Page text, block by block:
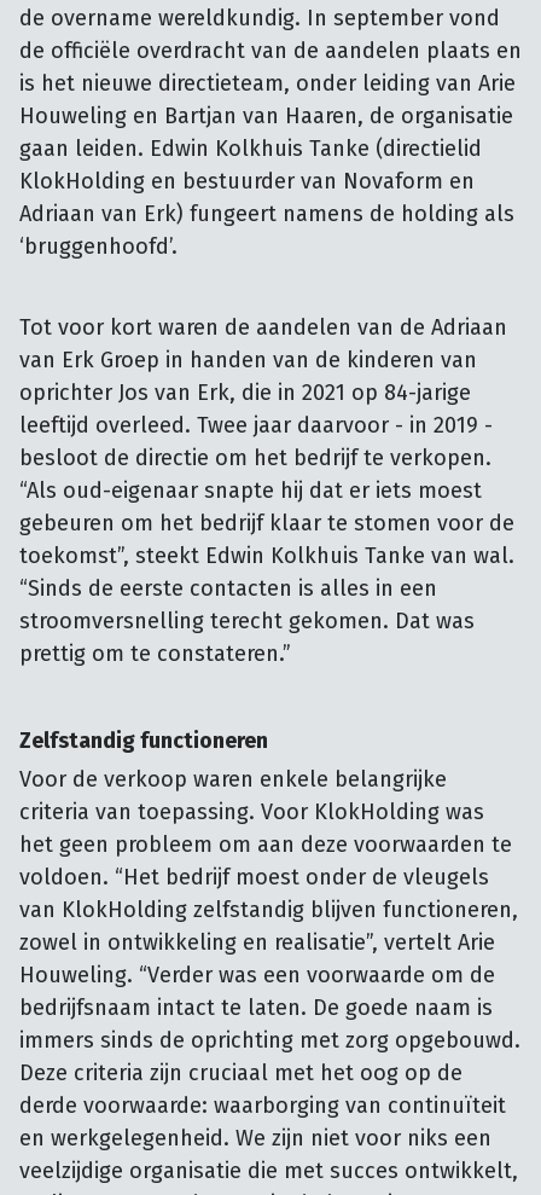
de overname wereldkundig. In september vond
de officiële overdracht van de aandelen plaats en
is het nieuwe directieteam, onder leiding van Arie
Houweling en Bartjan van Haaren, de organisatie
gaan leiden. Edwin Kolkhuis Tanke (directielid
KlokHolding en bestuurder van Novaform en
Adriaan van Erk) fungeert namens de holding als
‘bruggenhoofd’.
Tot voor kort waren de aandelen van de Adriaan
van Erk Groep in handen van de kinderen van
oprichter Jos van Erk, die in 2021 op 84-jarige
leeftijd overleed. Twee jaar daarvoor - in 2019 -
besloot de directie om het bedrijf te verkopen.
“Als oud-eigenaar snapte hij dat er iets moest
gebeuren om het bedrijf klaar te stomen voor de
toekomst”, steekt Edwin Kolkhuis Tanke van wal.
“Sinds de eerste contacten is alles in een
stroomversnelling terecht gekomen. Dat was
prettig om te constateren.”
Zelfstandig functioneren
Voor de verkoop waren enkele belangrijke
criteria van toepassing. Voor KlokHolding was
het geen probleem om aan deze voorwaarden te
voldoen. “Het bedrijf moest onder de vleugels
van KlokHolding zelfstandig blijven functioneren,
zowel in ontwikkeling en realisatie”, vertelt Arie
Houweling. “Verder was een voorwaarde om de
bedrijfsnaam intact te laten. De goede naam is
immers sinds de oprichting met zorg opgebouwd.
Deze criteria zijn cruciaal met het oog op de
derde voorwaarde: waarborging van continuïteit
en werkgelegenheid. We zijn niet voor niks een
veelzijdige organisatie die met succes ontwikkelt,